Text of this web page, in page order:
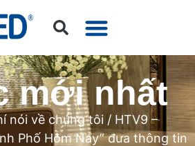
mới nhất
nói về chúng tôi / HTV9 –
Phố Hôm Nay” đưa thông tin